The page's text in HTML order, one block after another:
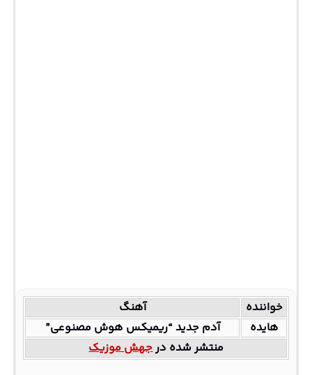
خواننده
آهنگ
هایده
آدم جدید “ریمیکس هوش مصنوعی”
منتشر شده درجهش موزیک